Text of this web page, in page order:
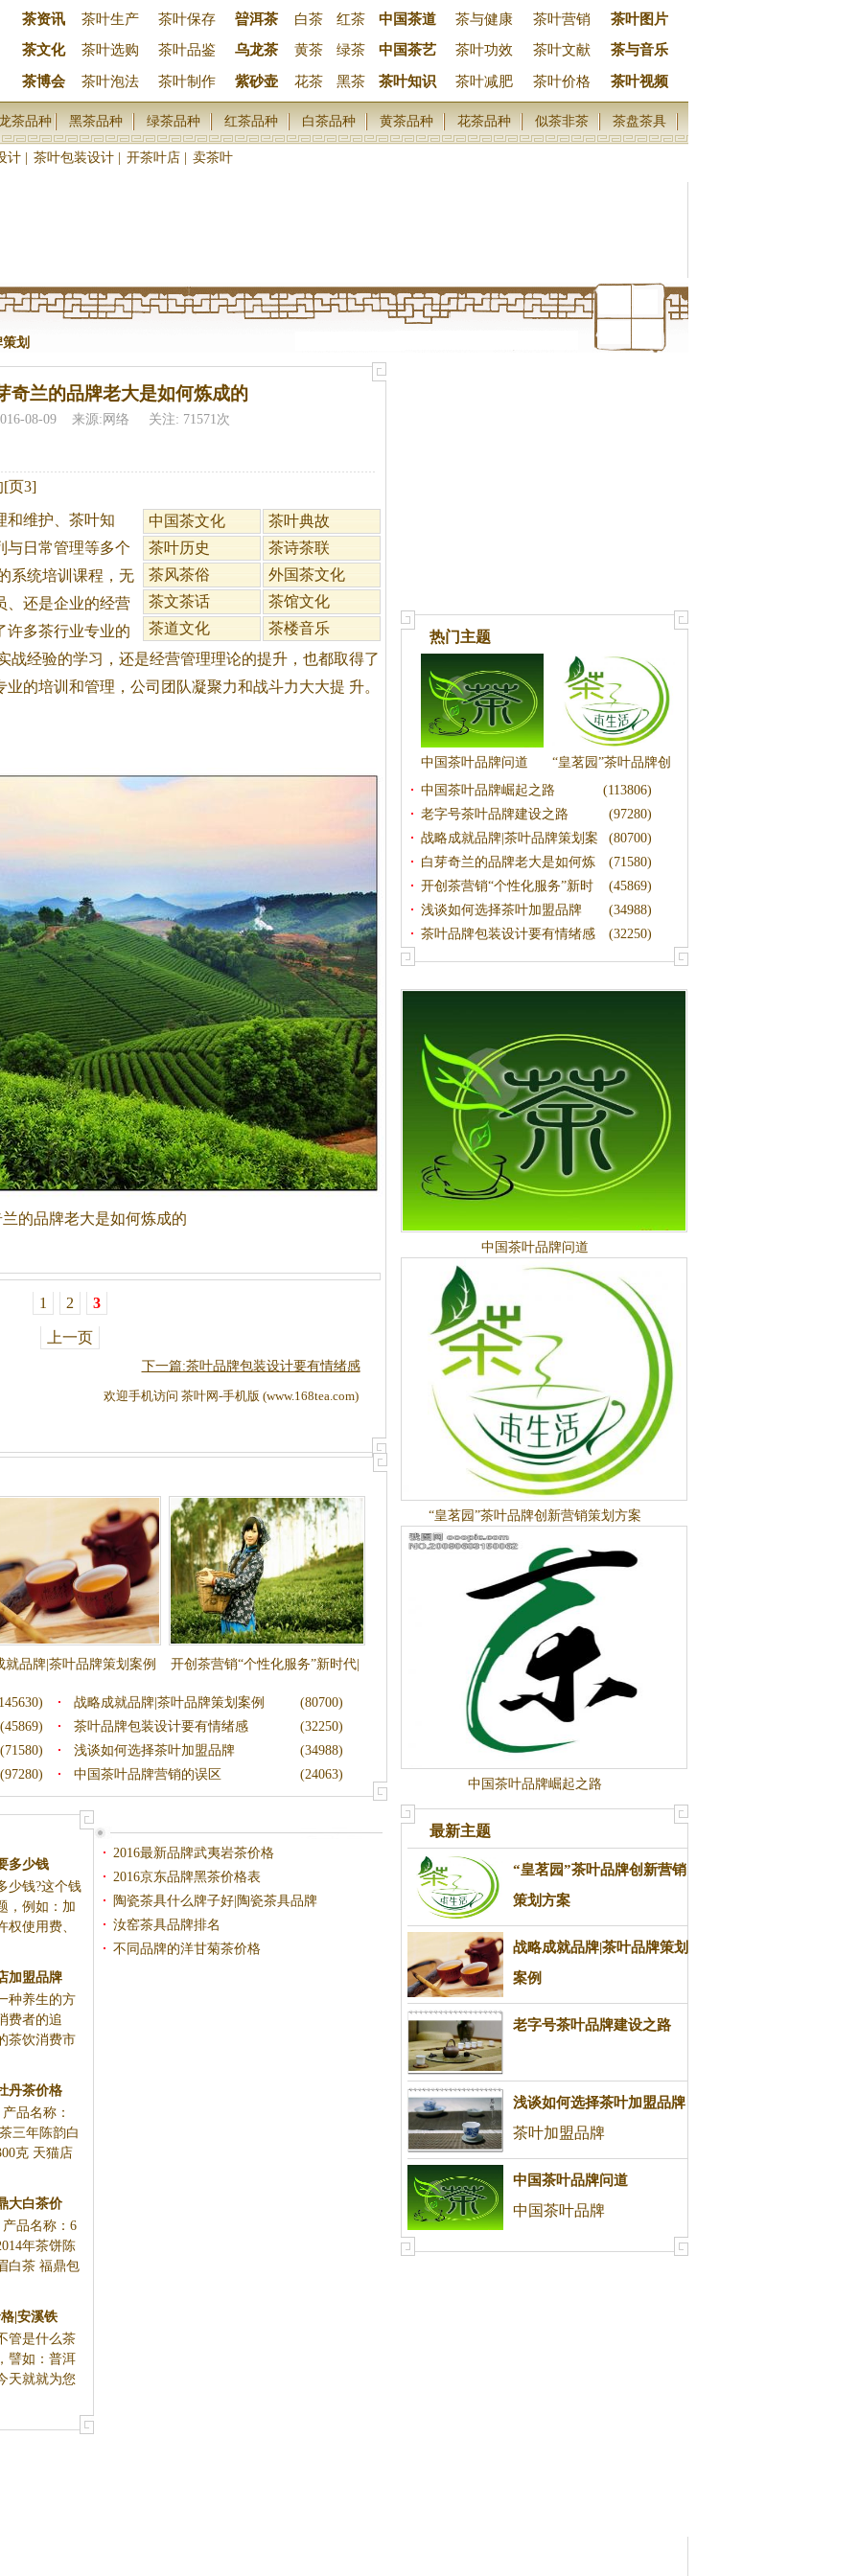
茶资讯 茶叶生产 茶叶保存 暜洱茶 白茶 红茶 中国茶道 茶与健康 茶叶营销
茶叶图片
茶文化
茶叶选购 茶叶品鉴 乌龙茶 黄茶 绿茶 中国茶艺 茶叶功效 茶叶文献 茶与音乐
茶博会 茶叶泡法 茶叶制作 紫砂壶 花茶 黑茶 茶叶知识 茶叶减肥 茶叶价格 茶叶视频
茶品种 黑茶品种 绿茶品种 红茶品种 白茶品种 黄茶品种 花茶品种 似茶非茶 茶盘茶具
计| 茶叶包装设计| 开茶叶店| 卖茶叶
划
奇兰的品牌老大是如何炼成的
08-09 来源:网络 关注: 71571次
中国茶文化
茶叶典故
茶叶历史
茶诗茶联
茶风茶俗
外国茶文化
茶文茶话
茶馆文化
茶道文化
茶楼音乐
页3]
维护、 茶叶知
与日常管理等多个
系统培训课程，无
、还是企业的经营
许多茶行业专业的
战经验的学习，还是经营管理理论的提升，也都取得了
的培训和管理，公司团队凝聚力和战斗力大大提 升。
的品牌老大是如何炼成的
1 2
3
上一页
下一篇:茶叶品牌包装设计要有情绪感
欢迎手机访问 茶叶网-手机版 (www.168tea.com)
就品牌|茶叶品牌策划案例
开创茶营销“个性化服务”新时代|
茶叶品牌营销策划
(80700)
战略成就品牌|茶叶品牌策划案例
(45869)
(32250)
茶叶品牌包装设计要有情绪感
(71580)
(34988)
浅谈如何选择茶叶加盟品牌
(97280)
(24063)
中国茶叶品牌营销的误区
多少钱
钱?这个钱
，例如：加
使用费、
加盟品牌
养生的方
费者的追
茶饮消费市
丹茶价格
品名称：
三年陈韵白
克 天猫店
大白茶价
品名称：6
年茶饼陈
白茶 福鼎包
|安溪铁
管是什么茶
譬如：普洱
天就就为您
2016最新品牌武夷岩茶价格
2016京东品牌黑茶价格表
陶瓷茶具什么牌子好|陶瓷茶具品牌
汝窑茶具品牌排名
不同品牌的洋甘菊茶价格
热门主题
中国茶叶品牌问道 “皇茗园”茶叶品牌创
新营销策划方案
(113806)
中国茶叶品牌崛起之路
(97280)
老字号茶叶品牌建设之路
(80700)
战略成就品牌|茶叶品牌策划案
例
(71580)
白芽奇兰的品牌老大是如何炼
成的
(45869)
开创茶营销“个性化服务”新时
代|
(34988)
浅谈如何选择茶叶加盟品牌
(32250)
茶叶品牌包装设计要有情绪感
中国茶叶品牌问道
“皇茗园”茶叶品牌创新营销策划方案
中国茶叶品牌崛起之路
最新主题
“皇茗园”茶叶品牌创新营销
策划方案
茶叶品牌
战略成就品牌|茶叶品牌策划
案例
茶叶品牌策划
老字号茶叶品牌建设之路
浅谈如何选择茶叶加盟品牌
茶叶加盟品牌
中国茶叶品牌问道
中国茶叶品牌